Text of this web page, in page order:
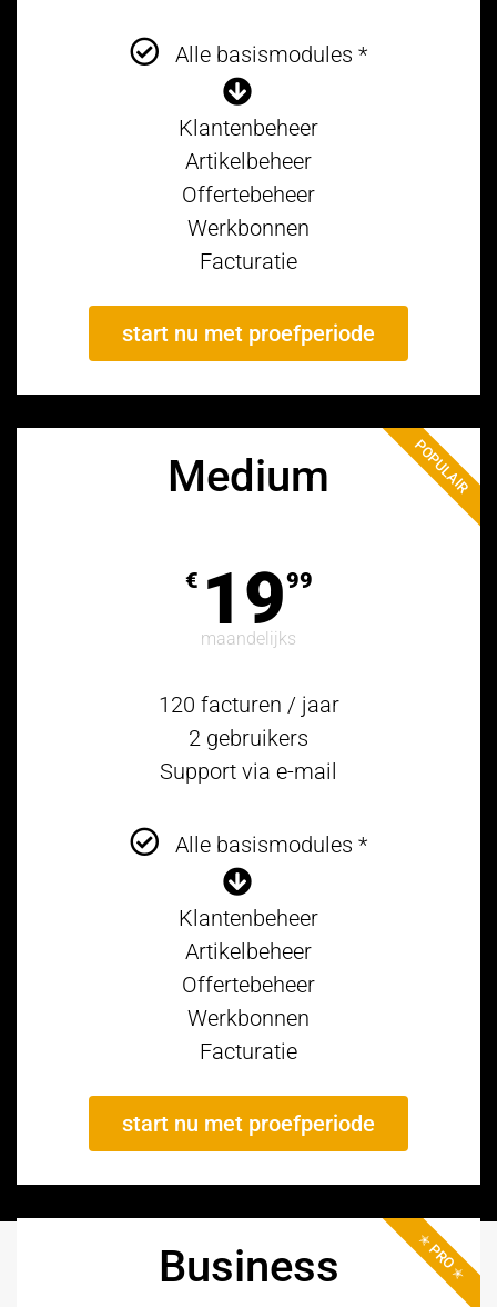
Alle basismodules *
Klantenbeheer
Artikelbeheer
Offertebeheer
Werkbonnen
Facturatie
start nu met proefperiode
Medium
€ 1999
maandelijks
120 facturen / jaar
2 gebruikers
Support via e-mail
Alle basismodules *
Klantenbeheer
Artikelbeheer
Offertebeheer
Werkbonnen
Facturatie
start nu met proefperiode
POPULAIR
Business ✭ PRO ✭